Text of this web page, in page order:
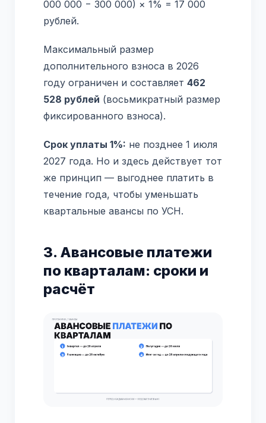
000 000 − 300 000) × 1% = 17 000
рублей.
Максимальный размер
дополнительного взноса в 2026
году ограничен и составляет 462
528 рублей (восьмикратный размер
фиксированного взноса).
Срок уплаты 1%: не позднее 1 июля
2027 года. Но и здесь действует тот
же принцип — выгоднее платить в
течение года, чтобы уменьшать
квартальные авансы по УСН.
3. Авансовые платежи
по кварталам: сроки и
расчёт